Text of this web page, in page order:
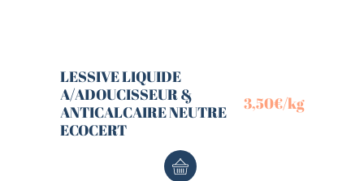
LESSIVE LIQUIDE
A/ADOUCISSEUR &
ANTICALCAIRE NEUTRE
ECOCERT
3,50€/kg